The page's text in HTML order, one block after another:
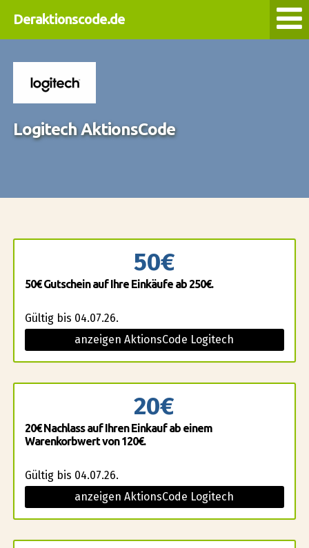
Deraktionscode.de
Logitech AktionsCode
50€
50€ Gutschein auf Ihre Einkäufe ab 250€.
Gültig bis 04.07.26.
anzeigen AktionsCode Logitech
20€
20€ Nachlass auf Ihren Einkauf ab einem
Warenkorbwert von 120€.
Gültig bis 04.07.26.
anzeigen AktionsCode Logitech